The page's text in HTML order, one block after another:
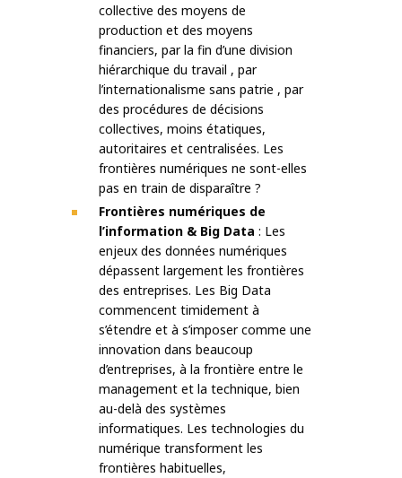
collective des moyens de
production et des moyens
financiers, par la fin d’une division
hiérarchique du travail , par
l’internationalisme sans patrie , par
des procédures de décisions
collectives, moins étatiques,
autoritaires et centralisées. Les
frontières numériques ne sont-elles
pas en train de disparaître ?
Frontières numériques de
l’information & Big Data : Les
enjeux des données numériques
dépassent largement les frontières
des entreprises. Les Big Data
commencent timidement à
s’étendre et à s’imposer comme une
innovation dans beaucoup
d’entreprises, à la frontière entre le
management et la technique, bien
au-delà des systèmes
informatiques. Les technologies du
numérique transforment les
frontières habituelles,